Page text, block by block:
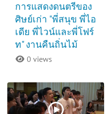
การแสดงดนตรีของ
ศิษย์เก่า "พี่สนุข พี่ไอ
เดีย พี่ไวน์และพี่โฟร์
ท" งานคืนถิ่นไม้
0 views